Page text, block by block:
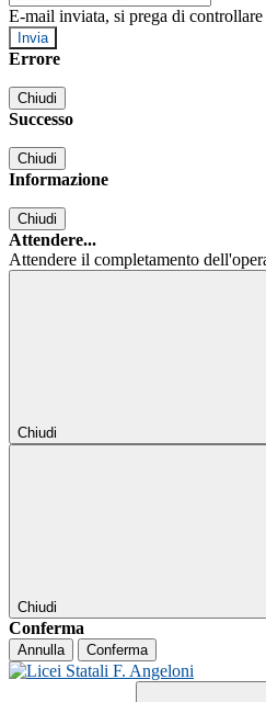
E-mail inviata, si prega di
Errore
Chiudi
Successo
Chiudi
Informazione
Chiudi
Attendere...
Attendere il completamento
Chiudi
Chiudi
Conferma
Annulla Conferma